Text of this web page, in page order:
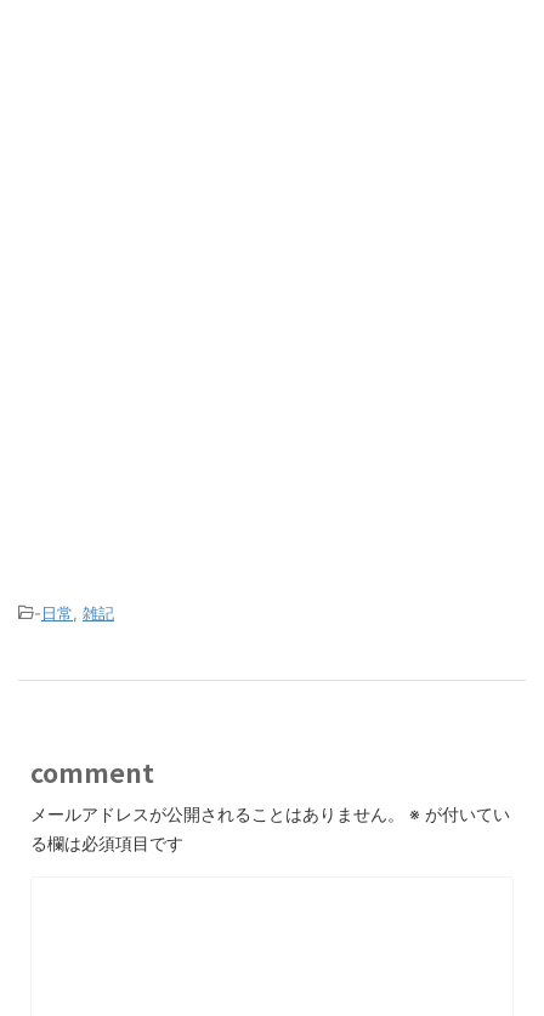
-日常 雑記
comment
メールアドレスが公開されることはありません。 ※ が付いてい
る欄は必須項目です